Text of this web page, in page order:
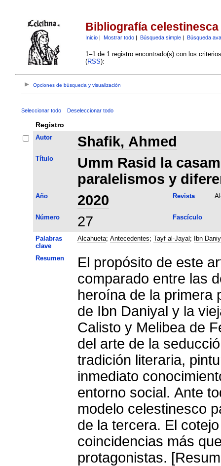
Bibliografía celestinesca
Inicio| Mostrar todo| Búsqueda simple| Búsqueda
1–1 de 1 registro encontrado(s) con los
(RSS):
Opciones de búsqueda y visualización
Seleccionar todo Deseleccionar todo
Registro
Autor Shafik, Ahmed
Título
Umm Rasid la
paralelismos y
Año 2020 Revista
Número 27 Fascículo
Palabras
clave
Alcahueta; Antecedentes; Tayf al-Jayal ; Ibn
Resumen
El propósito de este
comparado entre las
heroína de la primera
de Ibn Daniyal y la
Calisto y Melibea de
del arte de la
tradición literaria,
inmediato
entorno social. Ante
modelo celestinesco
de la tercera. El
coincidencias más
protagonistas.